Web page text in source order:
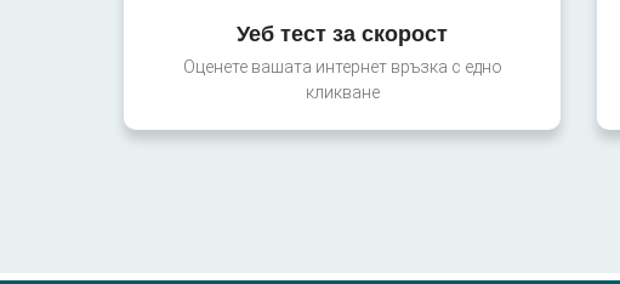
Уеб тест за скорост
Оценете вашата интернет връзка с едно
кликване